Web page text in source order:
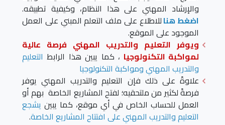
والإرشاد المهني على هذا النظام، وكيفية تطبيقه.
اضغط هناللاطلاع على ملف التعلم المبني على العمل
الموجود على الموقع.
ويوفر التعليم والتدريب المهني فرصة عالية
لمواكبة التكنولوجيا ، كما يبين هذا الرابط التعليم
والتدريب المهني ومواكبة التكنولوجيا
علاوةً على ذلك فإن التعليم والتدريب المهني يوفر
فرصةً لكثير من ملتحقيه؛ لفتح المشاريع الخاصة بهم أو
العمل للحساب الخاص في أي موقع، كما يبين يشجع
التعليم والتدريب المهني على افتتاح المشاريع الخاصة.